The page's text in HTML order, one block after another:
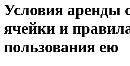
Условия аренды
ячейки и
пользования ею